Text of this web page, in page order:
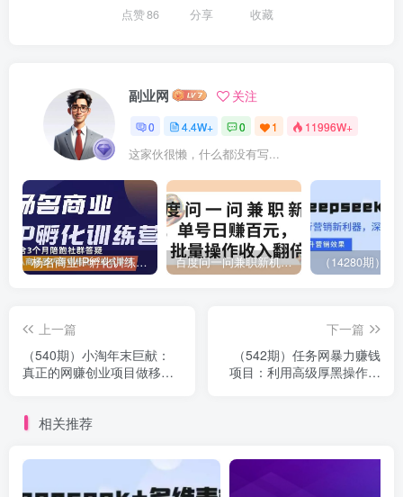
点赞86 分享 收藏
副业网 关注
0 4.4W+ 0 1 11996W+
这家伙很懒，什么都没有写...
杨名商业IP孵化训练营，从商业到内容到转化一站式学 价值5980元 百度问一问兼职新机遇，单号日赚百元，批量操作收入翻倍
上一篇
（540期）小淘年末巨献：
真正的网赚创业项目做移动
下一篇
（542期）任务网暴力赚钱
项目：利用高级厚黑操作任
相关推荐